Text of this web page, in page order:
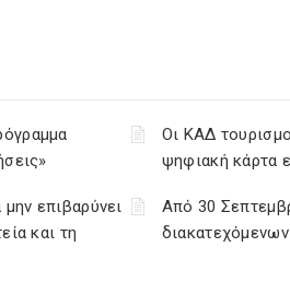
Οι ΚΑΔ
ψηφιακή κάρτα
επιβαρύνει
και τη
Από 30